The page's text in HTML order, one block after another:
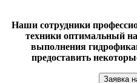
Наши сотрудники
техники оптимальный
выполнения
предоставить
Заявка